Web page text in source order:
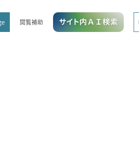
閲覧補助